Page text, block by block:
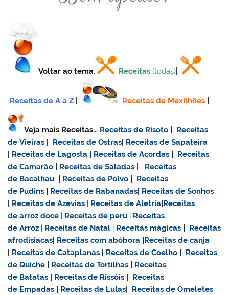
Voltar ao tema: Receitas (todas)
Receitas de A a Z Receitas de Mexilhões
Veja mais Receitas… Receitas de Risoto
Receitas
de Vieiras
Receitas de Ostras Receitas de Sapateira
Receitas de Lagosta Receitas de Açordas
Receitas
de Camarão
Receitas de Saladas
Receitas
de Bacalhau
Receitas de Polvo
Receitas
de Pudins
Receitas de Rabanadas Receitas de Sonhos
Receitas de Azevias | Receitas de Aletria Receitas
dearroz doce | Receitas de peru | Receitas
de Arroz | Receitas de Natal | Receitas mágicas
Receitas
afrodisiacas Receitas com abóbora Receitas de canja
Receitas de Cataplanas Receitas de Coelho
Receitas
de Quiche
Receitas de Tortilhas
Receitas
de Batatas
Receitas de Rissóis
Receitas
de Empadas
Receitas de Lulas
Receitas de Omeletes